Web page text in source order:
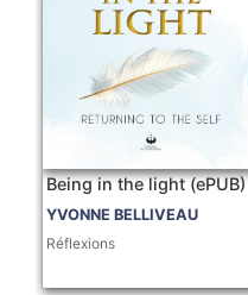
Being in the light (ePUB)
YVONNE BELLIVEAU
Réflexions